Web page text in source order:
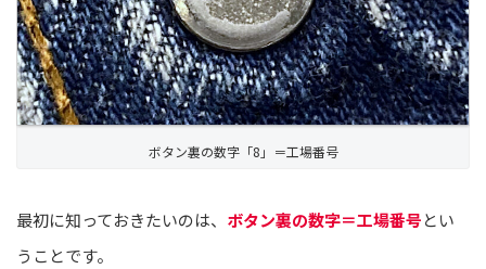
ボタン裏の数字「8」＝工場番号
最初に知っておきたいのは、 ボタン裏の数字＝工場番号とい
うことです。